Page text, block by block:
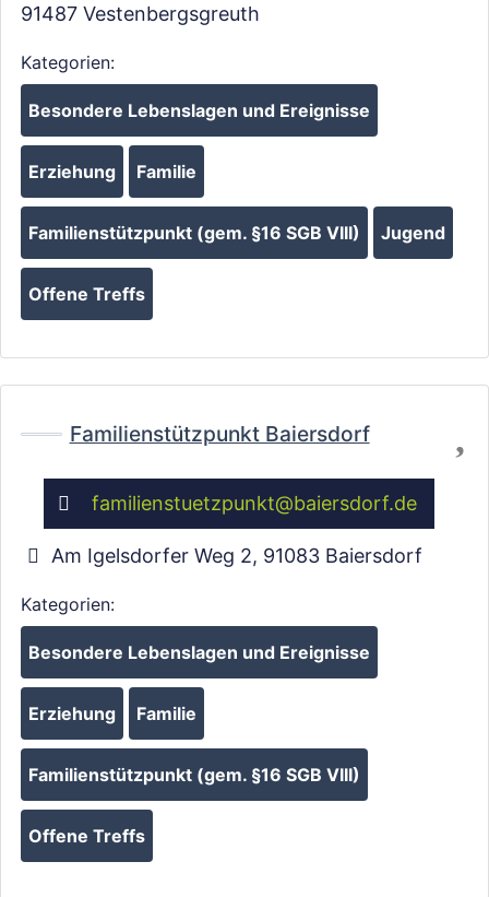
91487 Vestenbergsgreuth
Kategorien:
Besondere Lebenslagen und Ereignisse
Erziehung Familie
Familienstützpunkt (gem. §16 SGB VIII) Jugend
Offene Treffs
Familienstützpunkt Baiersdorf
familienstuetzpunkt@baiersdorf.de
Am Igelsdorfer Weg 2, 91083 Baiersdorf
Kategorien:
Besondere Lebenslagen und Ereignisse
Erziehung Familie
Familienstützpunkt (gem. §16 SGB VIII)
Offene Treffs